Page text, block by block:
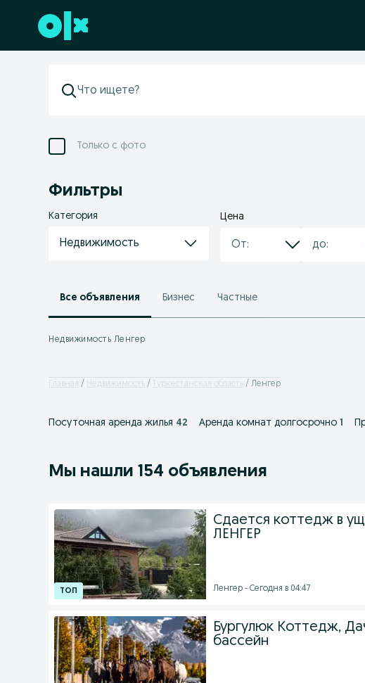
Перейти к нижнему колонтитулу
Только с фото
Фильтры
Категория
Недвижимость
Цена
Все объявления Бизнес Частные
Недвижимость Ленгер
Главная Недвижимость Туркестанская область Ленгер
Посуточная аренда жилья 42 Аренда комнат долгосрочно 1
Мы нашли 154 объявления
Сдается коттедж в
ЛЕНГЕР
Ленгер - Сегодня в 04:47
Бургулюк Коттедж,
бассейн